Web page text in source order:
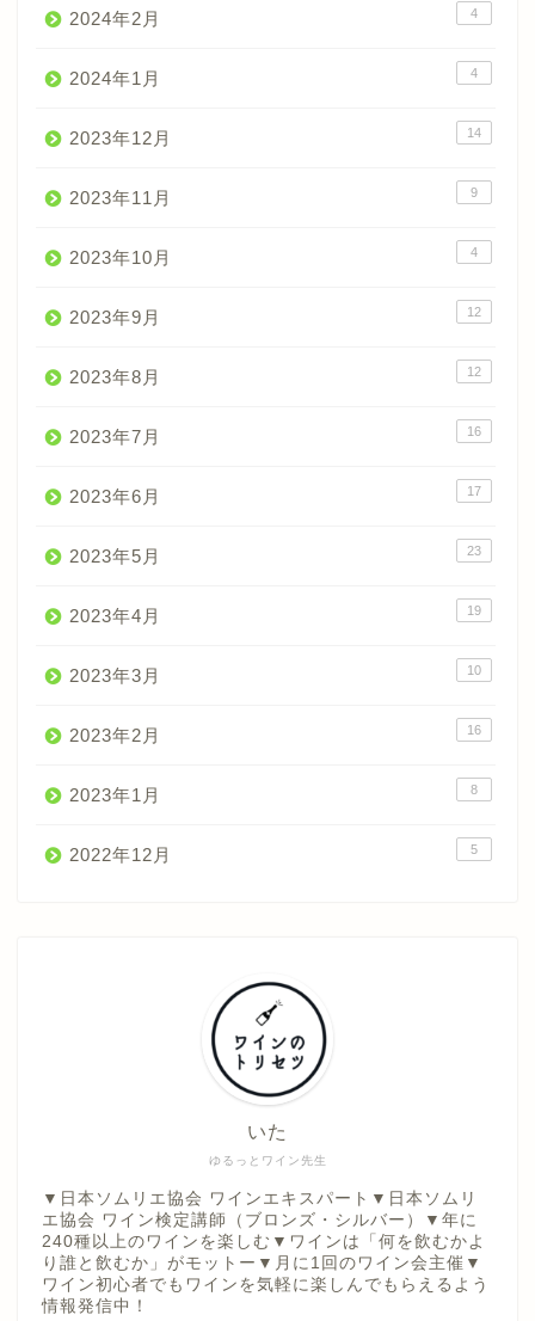
2024年2月 4
2024年1月 4
2023年12月 14
2023年11月 9
2023年10月 4
2023年9月 12
2023年8月 12
2023年7月 16
2023年6月 17
2023年5月 23
2023年4月 19
2023年3月 10
2023年2月 16
2023年1月 8
2022年12月 5
ゆるっとワイン先生
いた
▼日本ソムリエ協会 ワインエキスパート▼日本ソムリ
エ協会 ワイン検定講師（ブロンズ・シルバー）▼年に
240種以上のワインを楽しむ▼ワインは「何を飲むかよ
り誰と飲むか」がモットー▼月に1回のワイン会主催▼
ワイン初心者でもワインを気軽に楽しんでもらえるよう
情報発信中！